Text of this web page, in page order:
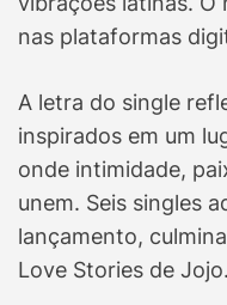
nas plataformas
A letra do single
inspirados em um
onde intimidade,
unem. Seis singles
lançamento,
Love Stories de Jojo.